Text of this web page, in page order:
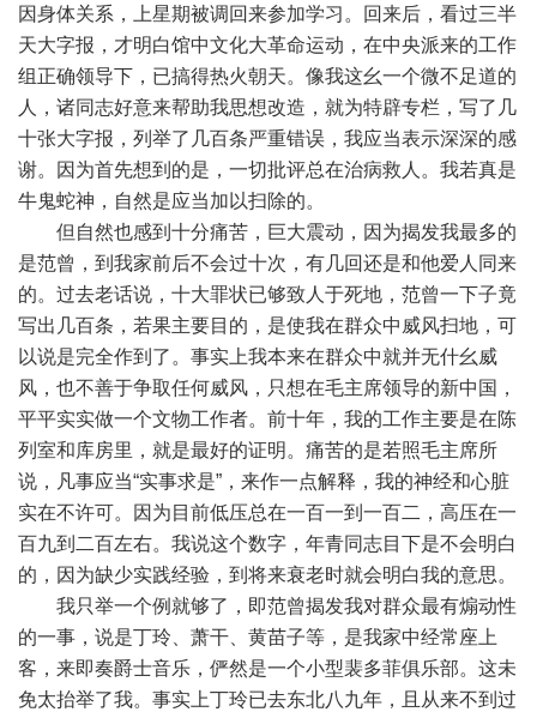
因身体关系，上星期被调回来参加学习。回来后，看过三半
天大字报，才明白馆中文化大革命运动，在中央派来的工作
组正确领导下，已搞得热火朝天。像我这幺一个微不足道的
人，诸同志好意来帮助我思想改造，就为特辟专栏，写了几
十张大字报，列举了几百条严重错误，我应当表示深深的感
谢。因为首先想到的是，一切批评总在治病救人。我若真是
牛鬼蛇神，自然是应当加以扫除的。
但自然也感到十分痛苦，巨大震动，因为揭发我最多的
是范曾，到我家前后不会过十次，有几回还是和他爱人同来
的。过去老话说，十大罪状已够致人于死地，范曾一下子竟
写出几百条，若果主要目的，是使我在群众中威风扫地，可
以说是完全作到了。事实上我本来在群众中就并无什幺威
风，也不善于争取任何威风，只想在毛主席领导的新中国，
平平实实做一个文物工作者。前十年，我的工作主要是在陈
列室和库房里，就是最好的证明。痛苦的是若照毛主席所
说，凡事应当“实事求是”，来作一点解释，我的神经和心脏
实在不许可。因为目前低压总在一百一到一百二，高压在一
百九到二百左右。我说这个数字，年青同志目下是不会明白
的，因为缺少实践经验，到将来衰老时就会明白我的意思。
我只举一个例就够了，即范曾揭发我对群众最有煽动性
的一事，说是丁玲、萧干、黄苗子等，是我家中经常座上
客，来即奏爵士音乐，俨然是一个小型裴多菲俱乐部。这未
免太抬举了我。事实上丁玲已去东北八九年，且从来不到过